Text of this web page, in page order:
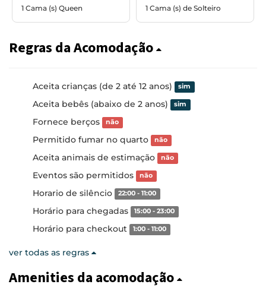
1 Cama (s) Queen 1 Cama (s) de Solteiro
Regras da Acomodação
Aceita crianças (de 2 até 12 anos) sim
Aceita bebês (abaixo de 2 anos) sim
Fornece berços não
Permitido fumar no quarto não
Aceita animais de estimação não
Eventos são permitidos não
Horario de silêncio 22:00 - 11:00
Horário para chegadas 15:00 - 23:00
Horário para checkout 1:00 - 11:00
ver todas as regras
Amenities da acomodação